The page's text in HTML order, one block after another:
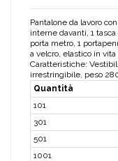
Pantalone da lavoro
interne davanti, 1
porta metro, 1
a velcro, elastico in
Caratteristiche:
irrestringibile, peso
Quantità
101
301
501
1001